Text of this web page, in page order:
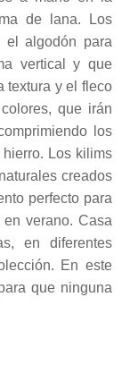
de lana. Los
el algodón para
vertical y que
textura y el fleco
que irán
los
Los kilims
creados
perfecto para
verano. Casa
en diferentes
En este
que ninguna